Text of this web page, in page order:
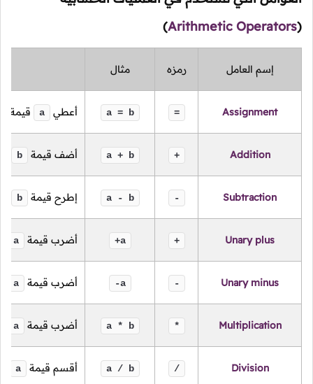
(
Arithmetic Operators
)
إسم العامل رمزه مثال
Assignment
=
a = b أعطي a قيمة
Addition
+
a + b أضف قيمة b
Subtraction
-
a - b إطرح قيمة b
Unary plus
+
+a أضرب قيمة a
Unary minus
-
-a أضرب قيمة a
Multiplication
*
a * b أضرب قيمة a
Division
/
a / b أقسم قيمة a